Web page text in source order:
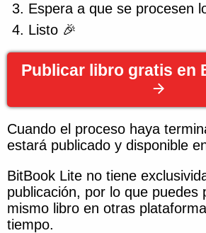
Espera a que se procesen
Listo 🎉
Publicar libro gratis en
Cuando el proceso haya
estará publicado y disponible
BitBook Lite no tiene
publicación, por lo que puedes
mismo libro en otras
tiempo.